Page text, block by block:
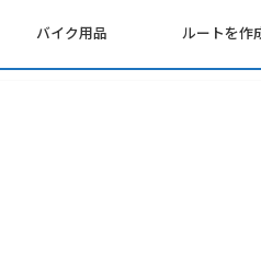
バイク用品 ルートを作